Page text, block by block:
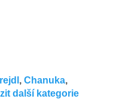
, Chanuka,
další kategorie